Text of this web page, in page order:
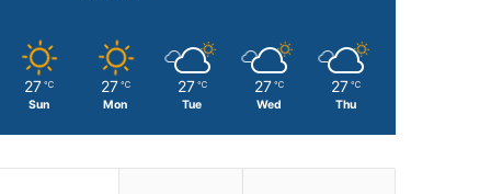
27 ℃
Sun
27 ℃
Mon
27 ℃
Tue
27 ℃
Wed
27 ℃
Thu